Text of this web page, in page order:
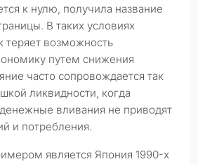
к нулю, получила название
В таких условиях
теряет возможность
путем снижения
часто сопровождается так
ликвидности, когда
вливания не приводят
и потребления.
является Япония 1990-х